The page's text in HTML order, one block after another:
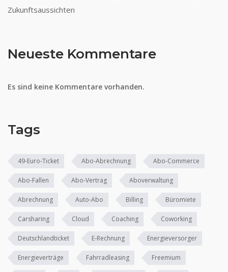
Zukunftsaussichten
Neueste Kommentare
Es sind keine Kommentare vorhanden.
Tags
49-Euro-Ticket Abo-Abrechnung Abo-Commerce
Abo-Fallen Abo-Vertrag Aboverwaltung
Abrechnung Auto-Abo Billing Büromiete
Carsharing Cloud Coaching Coworking
Deutschlandticket E-Rechnung Energieversorger
Energieverträge Fahrradleasing Freemium